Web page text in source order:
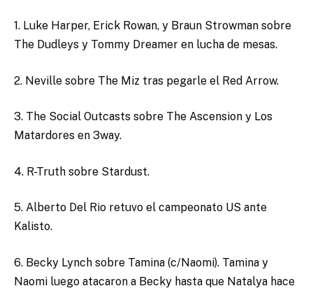
1. Luke Harper, Erick Rowan, y Braun Strowman sobre
The Dudleys y Tommy Dreamer en lucha de mesas.
2. Neville sobre The Miz tras pegarle el Red Arrow.
3. The Social Outcasts sobre The Ascension y Los
Matardores en 3way.
4. R-Truth sobre Stardust.
5. Alberto Del Rio retuvo el campeonato US ante
Kalisto.
6. Becky Lynch sobre Tamina (c/Naomi). Tamina y
Naomi luego atacaron a Becky hasta que Natalya hace